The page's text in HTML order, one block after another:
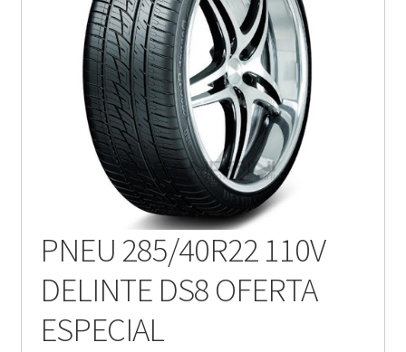
PNEU 285/40R22 110V
DELINTE DS8 OFERTA
ESPECIAL